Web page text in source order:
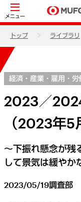
メニュー
トップ ライブラリ
経済・産業・雇用・労
2023／
（2023年5
～下振れ懸念が残
して景気は緩やか
2023/05/19調査部